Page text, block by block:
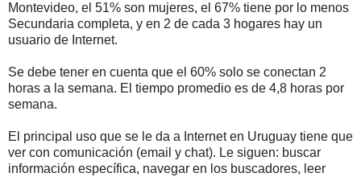
Montevideo, el 51% son mujeres, el 67% tiene por lo menos
Secundaria completa, y en 2 de cada 3 hogares hay un
usuario de Internet.
Se debe tener en cuenta que el 60% solo se conectan 2
horas a la semana. El tiempo promedio es de 4,8 horas por
semana.
El principal uso que se le da a Internet en Uruguay tiene que
ver con comunicación (email y chat). Le siguen: buscar
información específica, navegar en los buscadores, leer